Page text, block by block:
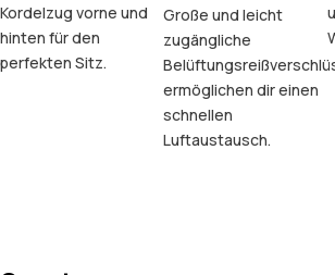
Kordelzug vorne und
hinten für den
perfekten Sitz.
Große und leicht
zugängliche
ermöglichen dir einen
schnellen
Luftaustausch.